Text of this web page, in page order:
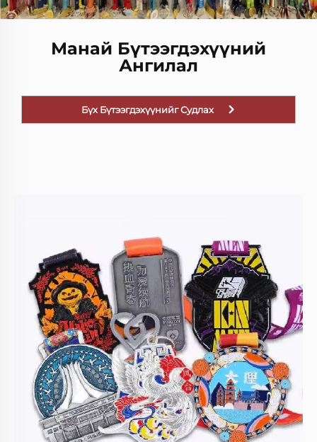
Манай Бүтээгдэхүүний
Ангилал
Бүх Бүтээгдэхүүнийг Судлах